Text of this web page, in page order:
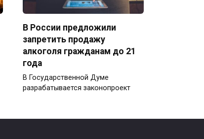
В России предложили
запретить продажу
алкоголя гражданам до 21
года
В Государственной Думе
разрабатывается законопроект